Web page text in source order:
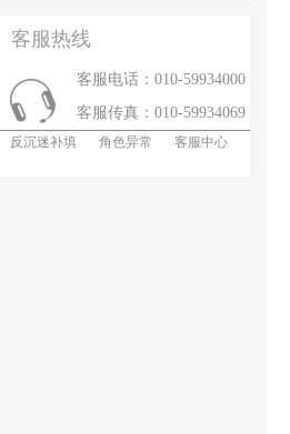
客服热线
客服电话：010-59934000
客服传真：010-59934069
反沉迷补填 角色异常 客服中心